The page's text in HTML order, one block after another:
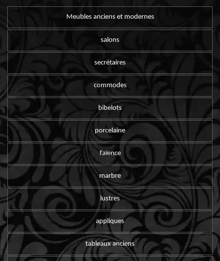
Meubles anciens et modernes
salons
secrétaires
commodes
bibelots
porcelaine
faïence
marbre
lustres
appliques
tableaux anciens